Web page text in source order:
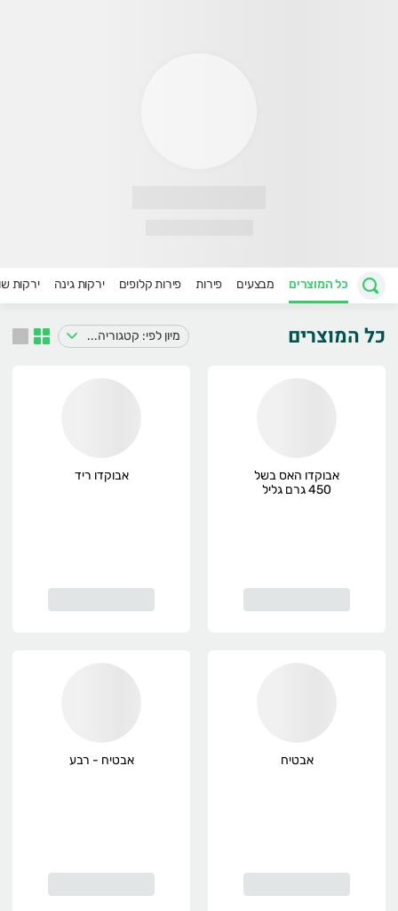
כל המוצרים מבצעים פירות פירות קלופים ירקות גינה ירקות
כל המוצרים מיון לפי: קטגוריה ושם מוצר
אבוקדו האס בשל
450 גרם גליל
אבוקדו ריד
אבטיח אבטיח - רבע